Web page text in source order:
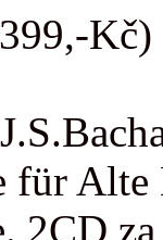
Kč)
für
2CD